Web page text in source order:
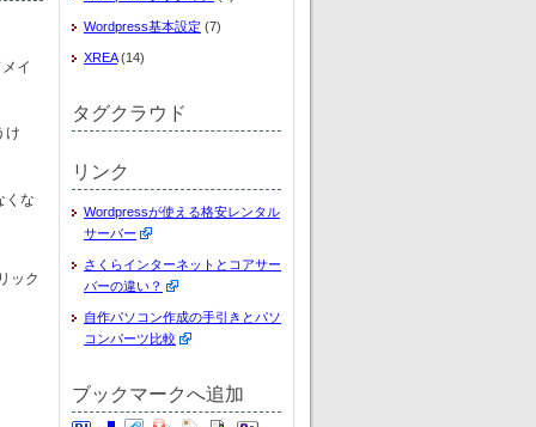
イ
け
くな
ック
Wordpress基本設定 (7)
XREA(14)
タグクラウド
リンク
Wordpressが使える格安レンタル
サーバー
さくらインターネットとコアサー
バーの違い？
自作パソコン作成の手引きとパソ
コンパーツ比較
ブックマークへ追加